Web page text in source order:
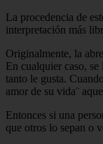
La procedencia de
interpretación más
Originalmente, la
En cualquier caso,
tanto le gusta.
amor de su vida¨
Entonces si una
que otros lo sepan o